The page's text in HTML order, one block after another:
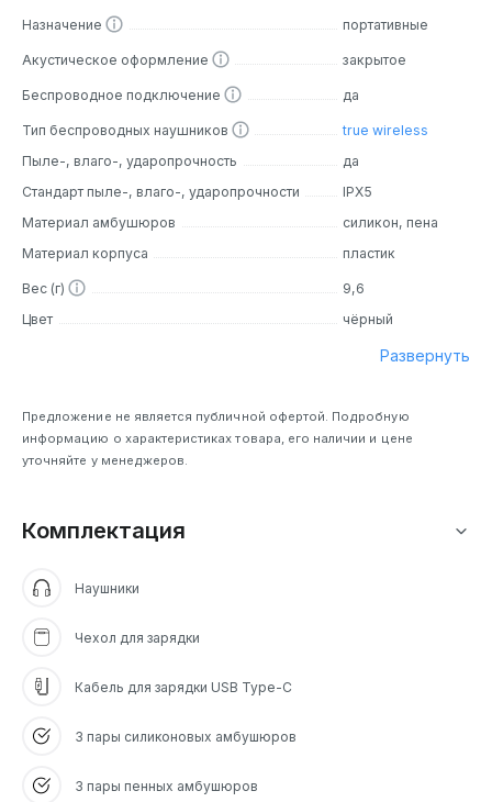
Назначение портативные
Акустическое оформление закрытое
Беспроводное подключение да
Тип беспроводных наушников
true wireless
Пыле-, влаго-, ударопрочность
да
Стандарт пыле-, влаго-, ударопрочности
IPX5
Материал амбушюров
силикон, пена
Материал корпуса
пластик
Вес (г)
9,6
Цвет
чёрный
Развернуть
Предложение не является публичной офертой. Подробную
информацию о характеристиках товара, его наличии и цене
уточняйте у менеджеров.
Комплектация
Наушники
Чехол для зарядки
Кабель для зарядки USB Type-C
3 пары силиконовых амбушюров
3 пары пенных амбушюров